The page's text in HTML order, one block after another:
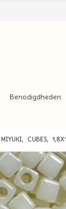
Benodigdheden
MIYUKI, CUBES,